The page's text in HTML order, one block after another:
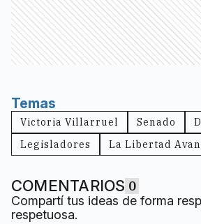
Temas
Victoria Villarruel Senado
Legisladores
La Libertad
COMENTARIOS 0
Compartí tus ideas de forma
respetuosa.